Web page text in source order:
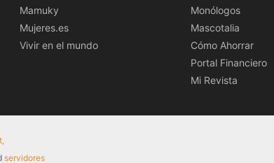
Mamuky
Mujeres.es
Vivir en el mundo
Monólogos
Mascotalia
Cómo Ahorrar
Portal Financiero
Mi Revista
servidores